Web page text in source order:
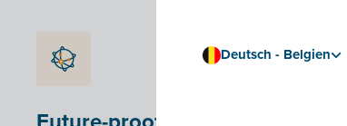
Deutsch - Belgien